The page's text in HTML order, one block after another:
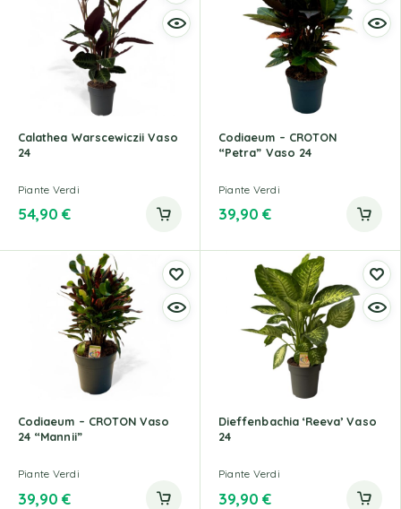
Calathea Warscewiczii Vaso
24
Piante Verdi
54,90 €
Codiaeum – CROTON
“Petra” Vaso 24
Piante Verdi
39,90 €
Codiaeum – CROTON Vaso
24 “Mannii”
Piante Verdi
39,90 €
Dieffenbachia ‘Reeva’ Vaso
24
Piante Verdi
39,90 €